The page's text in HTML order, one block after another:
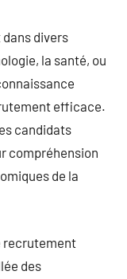
divers
la santé, ou
efficace.
candidats
compréhension
de la
recrutement
des